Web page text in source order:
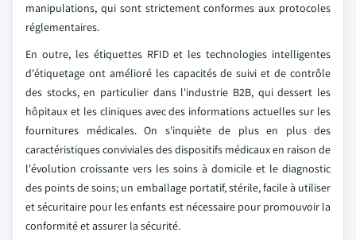
manipulations, qui sont strictement conformes aux protocoles
réglementaires.
En outre, les étiquettes RFID et les technologies intelligentes
d'étiquetage ont amélioré les capacités de suivi et de contrôle
des stocks, en particulier dans l'industrie B2B, qui dessert les
hôpitaux et les cliniques avec des informations actuelles sur les
fournitures médicales. On s'inquiète de plus en plus des
caractéristiques conviviales des dispositifs médicaux en raison de
l'évolution croissante vers les soins à domicile et le diagnostic
des points de soins; un emballage portatif, stérile, facile à utiliser
et sécuritaire pour les enfants est nécessaire pour promouvoir la
conformité et assurer la sécurité.